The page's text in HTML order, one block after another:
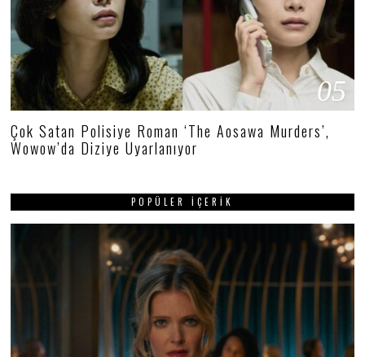
05
Çok Satan Polisiye Roman ‘The Aosawa Murders’,
Wowow’da Diziye Uyarlanıyor
POPÜLER İÇERIK